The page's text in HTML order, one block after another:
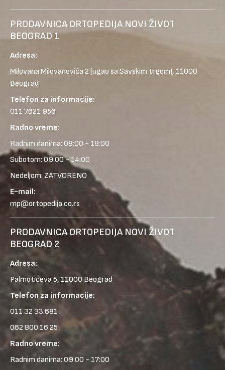
PRODAVNICA ORTOPEDIJA NOVI ŽIVOT
BEOGRAD 1
Adresa:
Milovana Milovanovića 2 (ugao sa Savskim trgom), 11000
Beograd
Telefon za informacije:
011 7621 956
Radno vreme:
Radnim danima: 08:00 - 18:00
Subotom: 09:00 - 14:00
Nedeljom: ZATVORENO
E-mail:
mp@ortopedija.co.rs
PRODAVNICA ORTOPEDIJA NOVI ŽIVOT
BEOGRAD 2
Adresa:
Palmotićeva 5, 11000 Beograd
Telefon za informacije:
011 32 33 681
062 800 16 25
Radno vreme:
Radnim danima: 09:00 - 17:00